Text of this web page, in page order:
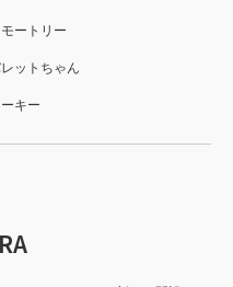
ートリー
ットちゃん
キー